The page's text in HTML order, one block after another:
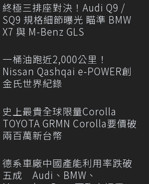
終極三排座對決！Audi Q9 /
SQ9 規格細節曝光 瞄準 BMW
X7 與 M-Benz GLS
一桶油跑近2,000公里！
Nissan Qashqai e-POWER創
金氏世界紀錄
史上最貴全球限量Corolla
TOYOTA GRMN Corolla要價破
兩百萬新台幣
德系車廠中國產能利用率跌破
五成 Audi、BMW、